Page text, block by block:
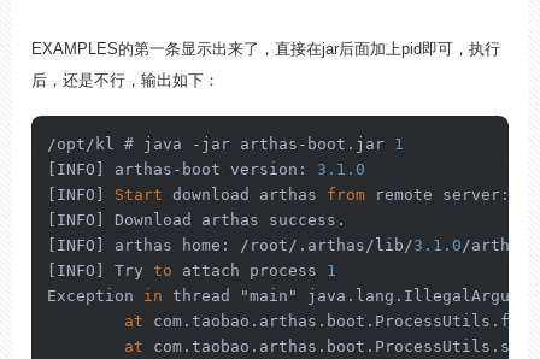
EXAMPLES的第一条显示出来了，直接在jar后面加上pid即可，执行
后，还是不行，输出如下：
/opt/ kl # java - jar arthas - boot.jar 1
[INFO] arthas - boot version: 3.1 .0
[INFO] Start download arthas from remote server:
[INFO] Download arthas success.
[INFO] arthas home: / root/ .arthas/ lib/3.1 .0/arthas
[INFO] Try to attach process 1
Exception in thread "main"
at
at